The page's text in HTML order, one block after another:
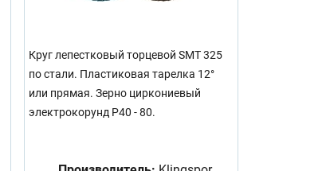
Круг лепестковый торцевой SMT 325
по стали. Пластиковая тарелка 12°
или прямая. Зерно циркониевый
электрокорунд Р40 - 80.